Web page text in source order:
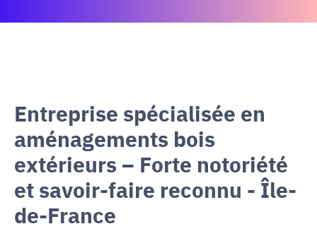
Entreprise spécialisée en
aménagements bois
extérieurs – Forte notoriété
et savoir-faire reconnu - Île-
de-France